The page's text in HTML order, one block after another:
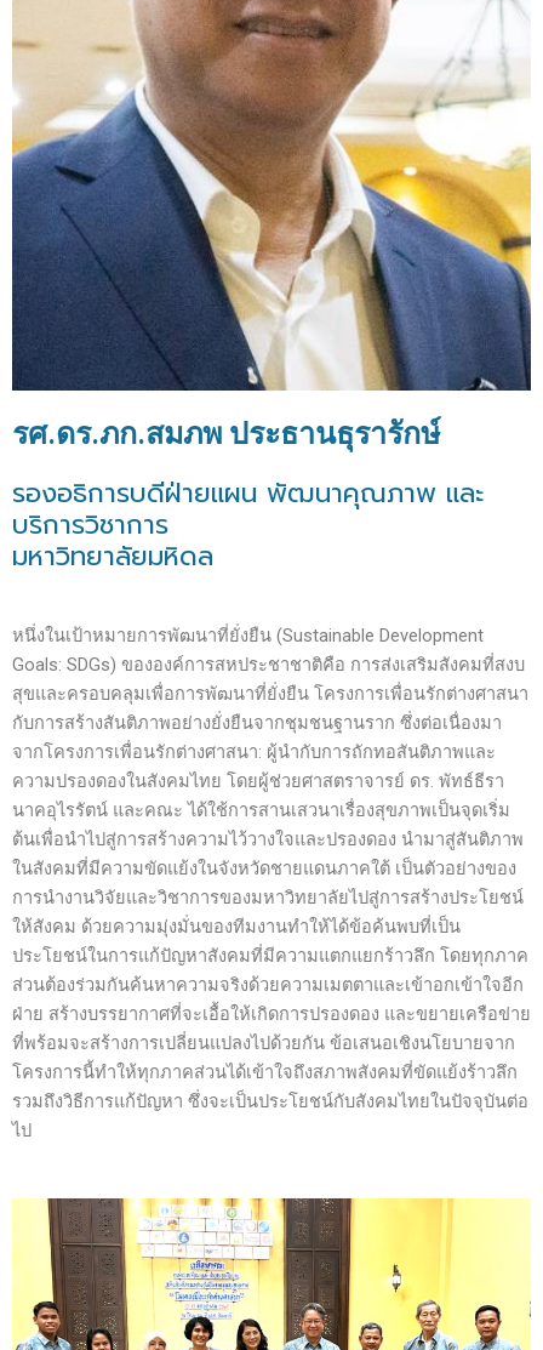
รศ.ดร.ภก.สมภพ ประธานธุรารักษ์
รองอธิการบดีฝ่ายแผน พัฒนาคุณภาพ และ
บริการวิชาการ
มหาวิทยาลัยมหิดล
หนึ่งในเป้าหมายการพัฒนาที่ยั่งยืน (Sustainable Development
Goals: SDGs) ขององค์การสหประชาชาติคือ การส่งเสริมสังคมที่สงบ
สุขและครอบคลุมเพื่อการพัฒนาที่ยั่งยืน โครงการเพื่อนรักต่างศาสนา
กับการสร้างสันติภาพอย่างยั่งยืนจากชุมชนฐานราก ซึ่งต่อเนื่องมา
จากโครงการเพื่อนรักต่างศาสนา: ผู้นำกับการถักทอสันติภาพและ
ความปรองดองในสังคมไทย โดยผู้ช่วยศาสตราจารย์ ดร. พัทธ์ธีรา
นาคอุไรรัตน์ และคณะ ได้ใช้การสานเสวนาเรื่องสุขภาพเป็นจุดเริ่ม
ต้นเพื่อนำไปสู่การสร้างความไว้วางใจและปรองดอง นำมาสู่สันติภาพ
ในสังคมที่มีความขัดแย้งในจังหวัดชายแดนภาคใต้ เป็นตัวอย่างของ
การนำงานวิจัยและวิชาการของมหาวิทยาลัยไปสู่การสร้างประโยชน์
ให้สังคม ด้วยความมุ่งมั่นของทีมงานทำให้ได้ข้อค้นพบที่เป็น
ประโยชน์ในการแก้ปัญหาสังคมที่มีความแตกแยกร้าวลึก โดยทุกภาค
ส่วนต้องร่วมกันค้นหาความจริงด้วยความเมตตาและเข้าอกเข้าใจอีก
ฝ่าย สร้างบรรยากาศที่จะเอื้อให้เกิดการปรองดอง และขยายเครือข่าย
ที่พร้อมจะสร้างการเปลี่ยนแปลงไปด้วยกัน ข้อเสนอเชิงนโยบายจาก
โครงการนี้ทำให้ทุกภาคส่วนได้เข้าใจถึงสภาพสังคมที่ขัดแย้งร้าวลึก
รวมถึงวิธีการแก้ปัญหา ซึ่งจะเป็นประโยชน์กับสังคมไทยในปัจจุบันต่อ
ไป